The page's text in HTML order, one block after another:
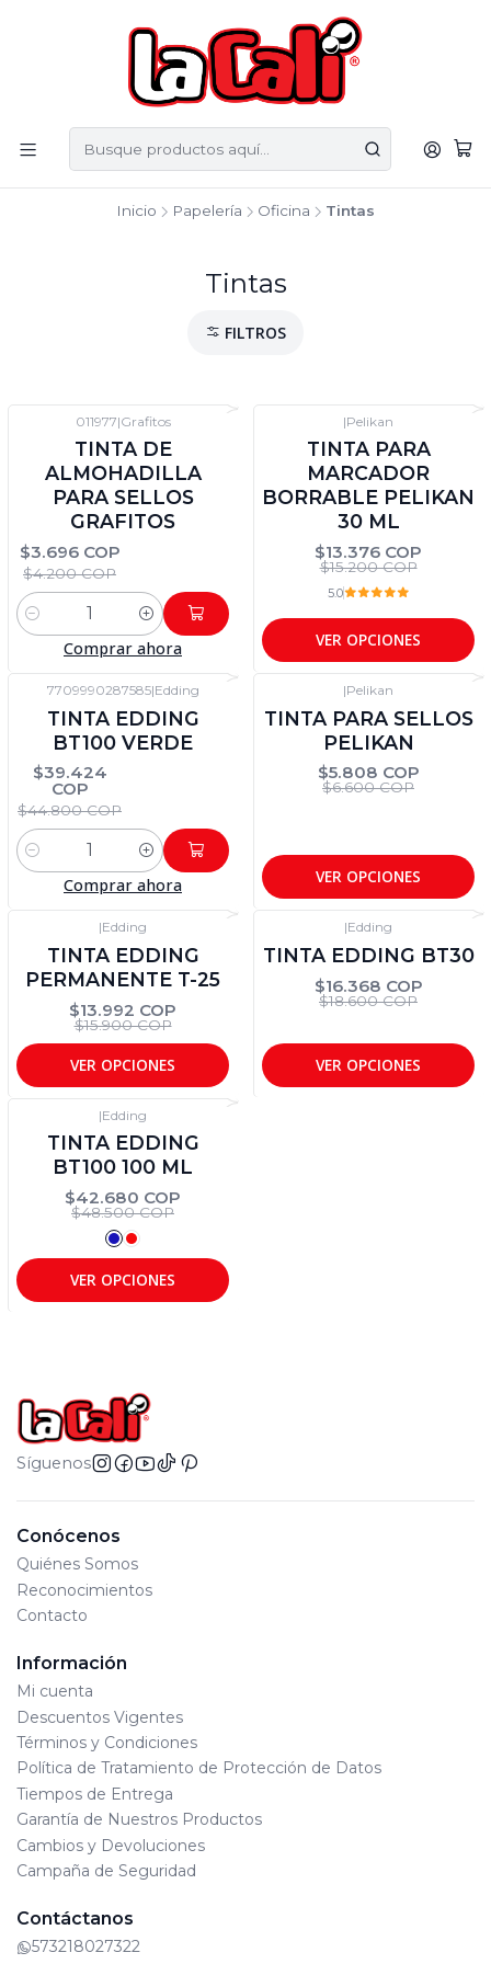
Inicio Papelería Oficina Tintas
Tintas
FILTROS
DTO
011977|Grafitos
TINTA DE
ALMOHADILLA
PARA SELLOS
GRAFITOS
$3.696 COP
$4.200 COP
Cantidad
Comprar ahora
|Pelikan
TINTA PARA
MARCADOR
BORRABLE PELIKAN
30 ML
$13.376 COP
$15.200 COP
5.0
VER OPCIONES
-12% DTO
7709990287585|Edding
TINTA EDDING
BT100 VERDE
$39.424
COP
$44.800 COP
Cantidad
Comprar ahora
|Pelikan
TINTA PARA SELLOS
PELIKAN
$5.808 COP
$6.600 COP
VER OPCIONES
|Edding
TINTA EDDING
PERMANENTE T-25
$13.992 COP
$15.900 COP
VER OPCIONES
|Edding
TINTA EDDING BT30
$16.368 COP
$18.600 COP
VER OPCIONES
|Edding
TINTA EDDING
BT100 100 ML
$42.680 COP
$48.500 COP
VER OPCIONES
Síguenos
Conócenos
Quiénes Somos
Reconocimientos
Contacto
Información
Mi cuenta
Descuentos Vigentes
Términos y Condiciones
Política de Tratamiento de Protección de Datos
Tiempos de Entrega
Garantía de Nuestros Productos
Cambios y Devoluciones
Campaña de Seguridad
Contáctanos
573218027322